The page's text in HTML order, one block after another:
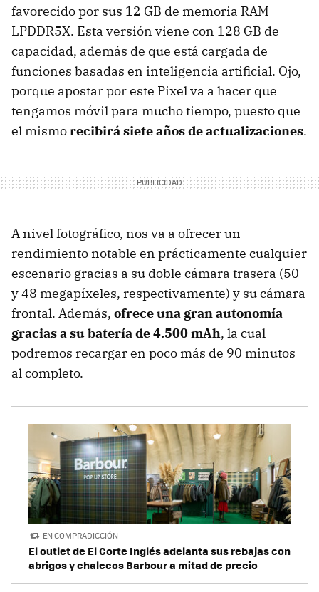
favorecido por sus 12 GB de memoria RAM
LPDDR5X. Esta versión viene con 128 GB de
capacidad, además de que está cargada de
funciones basadas en inteligencia artificial. Ojo,
porque apostar por este Pixel va a hacer que
tengamos móvil para mucho tiempo, puesto que
el mismorecibirá siete años de actualizaciones.
A nivel fotográfico, nos va a ofrecer un
rendimiento notable en prácticamente cualquier
escenario gracias a su doble cámara trasera (50
y 48 megapíxeles, respectivamente) y su cámara
frontal. Además, ofrece una gran autonomía
gracias a su batería de 4.500 mAh, la cual
podremos recargar en poco más de 90 minutos
al completo.
EN COMPRADICCIÓN
El outlet de El Corte Inglés adelanta sus rebajas con
abrigos y chalecos Barbour a mitad de precio